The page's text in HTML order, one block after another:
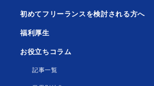
初めてフリーランスを検討される方へ
福利厚生
お役立ちコラム
記事一覧